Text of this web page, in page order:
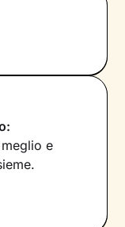
e